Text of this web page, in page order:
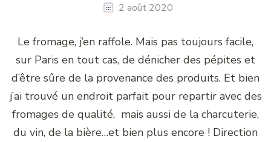
2 août 2020
Le fromage, j’en raffole. Mais pas toujours facile,
sur Paris en tout cas, de dénicher des pépites et
d’être sûre de la provenance des produits. Et bien
j’ai trouvé un endroit parfait pour repartir avec des
fromages de qualité, mais aussi de la charcuterie,
du vin, de la bière…et bien plus encore ! Direction